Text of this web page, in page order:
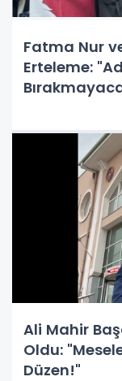
Fatma Nur
Erteleme:
Ali Mahir
Oldu:
Düzen!"